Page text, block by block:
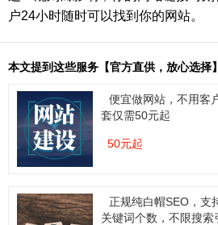
户24小时随时可以找到你的网站。
本文提到这些服务【官方直供，放心选择
便宜做网站，不用客
套仅需50元起
50元起
正规纯白帽SEO，支
关键词个数，不限搜索